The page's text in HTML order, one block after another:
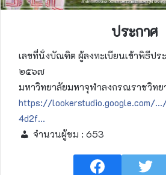
ประกาศ
เลขที่นั่งบัณฑิต ผู้ลงทะเบียนเข้าพิธีป
๒๕๖๗
มหาวิทยาลัยมหาจุฬาลงกรณราชวิทย
https://lookerstudio.google.com/
4d2f…
จำนวนผู้ชม : 653